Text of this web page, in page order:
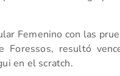
Femenino con las
Foressos, resultó
en el scratch.